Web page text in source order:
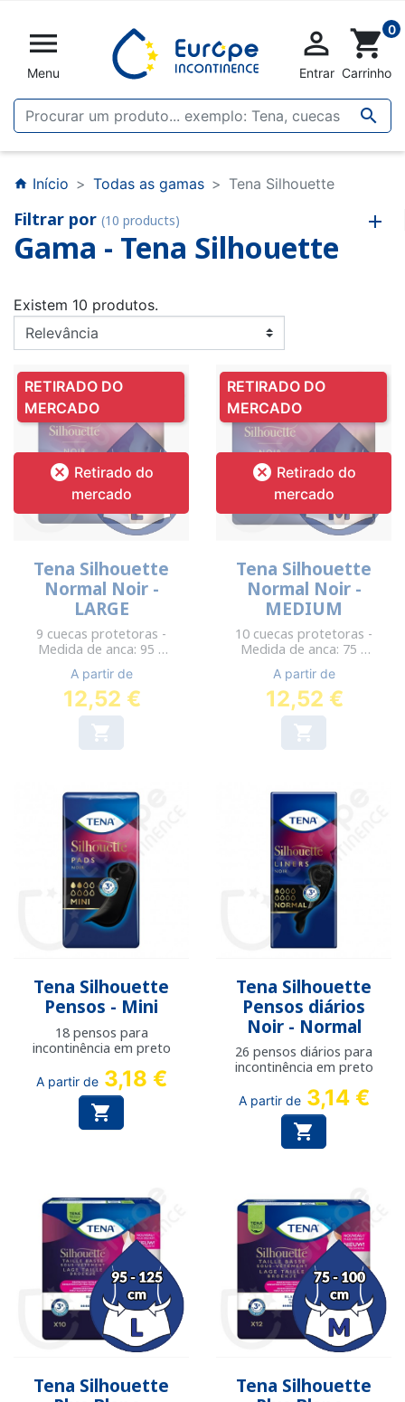

Menu


Entrar
shopping_cart 0
Carrinho
home Início Todas as gamas Tena Silhouette
Filtrar por (10 products)
Gama - Tena Silhouette
Existem 10 produtos.
 Retirado do
mercado
Tena Silhouette
Normal Noir -
LARGE
9 cuecas protetoras -
Medida de anca: 95 a
125 cm
A partir de
12,52 €

RETIRADO DO
MERCADO
 Retirado do
mercado
Tena Silhouette
Normal Noir -
MEDIUM
10 cuecas protetoras -
Medida de anca: 75 a
100 cm
A partir de
12,52 €

RETIRADO DO
MERCADO
Tena Silhouette
Pensos - Mini
18 pensos para
incontinência em preto
A partir de 3,18 €

Tena Silhouette
Pensos diários
Noir - Normal
26 pensos diários para
incontinência em preto
A partir de 3,14 €

Tena Silhouette
Tena Silhouette